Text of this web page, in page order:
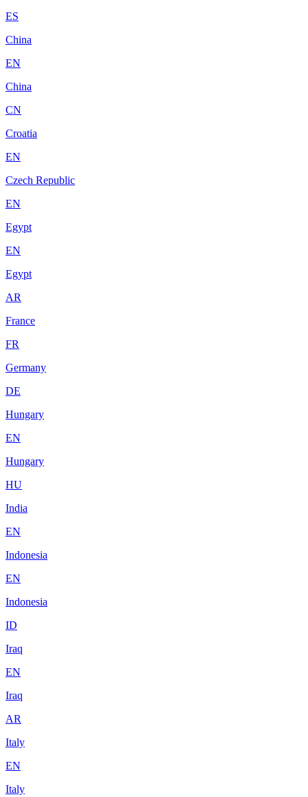
ES
China
EN
China
CN
Croatia
EN
Czech Republic
EN
Egypt
EN
Egypt
AR
France
FR
Germany
DE
Hungary
EN
Hungary
HU
India
EN
Indonesia
EN
Indonesia
ID
Iraq
EN
Iraq
AR
Italy
EN
Italy